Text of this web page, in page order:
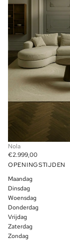
Nola
€2.999,00
OPENINGSTIJDEN
Maandag
Dinsdag
Woensdag
Donderdag
Vrijdag
Zaterdag
Zondag